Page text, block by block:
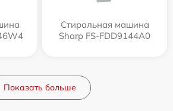
Стиральная машина
Sharp FS-FDD9144A0
Показать больше